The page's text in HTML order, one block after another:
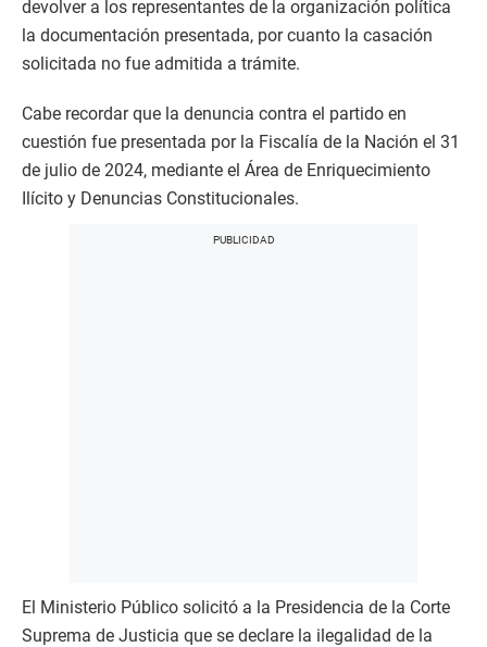
devolver a los representantes de la organización política
la documentación presentada, por cuanto la casación
solicitada no fue admitida a trámite.
Cabe recordar que la denuncia contra el partido en
cuestión fue presentada por la Fiscalía de la Nación el 31
de julio de 2024, mediante el Área de Enriquecimiento
Ilícito y Denuncias Constitucionales.
El Ministerio Público solicitó a la Presidencia de la Corte
Suprema de Justicia que se declare la ilegalidad de la